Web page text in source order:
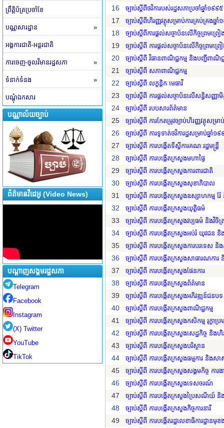
ព្រឹត្តិប័ត្រប្រចាំខែ
បណ្ណសារដ្ឋាន »
អង្គការជាតិ-អន្តរជាតិ
ការចេញ-ចូលវិមានរដ្ឋសភា »
ទំនាក់ទំនង »
បណ្តុំឯកសារ
បណ្ណាល័យច្បាប់
ព័ត៌មានវីដេអូ (Video News)
បណ្តាញសង្គមរដ្ឋសភា
Telegram
Facebook
Instagram
(X) Twitter
YouTube
TikTok
16 ច្បាប់ស្តីពីថវិការបស់រដ្ឋសភាប្រចាំឆ្នាំ១៩៩៥
17 ច្បាប់ស្តីពីហិរញ្ញវត្ថុសម្រាប់ការគ្រប់គ្រងឆ្នាំ
18 ច្បាប់ស្តីពីការផ្តល់សច្ចាប័នលើកិច្ចព្រមព្រ
19 ច្បាប់ស្តីពី ការផ្តល់សច្ចាប័នលើកិច្ចព្រមព្
20 ច្បាប់ស្តីពី វិធានពាណិជ្ជកម្ម និងបញ្ជីពាណិជ្
21 ច្បាប់ស្តីពី សភាពាណិជ្ជកម្ម
22 ច្បាប់ស្តីពី លក្ខន្តិកៈមេធាវី
23 ច្បាប់ស្តីពី ការផ្តល់សច្ចាប័នលើសន្ធិសញ្ញ
24 ច្បាប់ស្តីពី របបសារព័ត៌មាន
25 ច្បាប់ស្តីពី ការកែតម្រូវច្បាប់ហិរញ្ញវត្ថុសម្រ
26 ច្បាប់ស្តីពី ការទូទាត់ថវិការដ្ឋសម្រាប់ឆ្នាំ១៩
27 ច្បាប់ស្តីពី ការបង្កើតទីស្តីការគណៈរដ្ឋមន្រ្តី
28 ច្បាប់ស្តីពី ការបង្កើតក្រសួងមហាផ្ទៃ
29 ច្បាប់ស្តីពី ការបង្កើតក្រសួងការពារជាតិ
30 ច្បាប់ស្តីពី ការបង្កើតក្រសួងសុខាភិបាល
31 ច្បាប់ស្តីពី ការបង្កើតក្រសួងឧស្សាហកម្ម
32 ច្បាប់ស្តីពី ការបង្កើតក្រសួងយុត្តិធម៌
33 ច្បាប់ស្តីពី ការបង្កើតក្រសួងវប្បធម៌ និងវិចិ
34 ច្បាប់ស្តីពី ការបង្កើតក្រសួងអប់រំ យុវជន
35 ច្បាប់ស្តីពី ការបង្កើតក្រសួងការបរទេស និ
36 ច្បាប់ស្តីពី ការបង្កើតក្រសួងសាធារណការ
37 ច្បាប់ស្តីពី ការបង្កើតក្រសួងផែនការ
38 ច្បាប់ស្តីពី ការបង្កើតក្រសួងព័ត៌មាន
39 ច្បាប់ស្តីពី ការបង្កើតក្រសួងអភិវឌ្ឍន៍ជនបទ
40 ច្បាប់ស្តីពី ការបង្កើតក្រសួងពាណិជ្ជកម្ម
41 ច្បាប់ស្តីពី ការបង្កើតក្រសួងកសិកម្ម រុក្ខា
42 ច្បាប់ស្តីពី ការបង្កើតក្រសួងសេដ្ឋកិច្ច និងហិរ
43 ច្បាប់ស្តីពី ការបង្កើតក្រសួងបរិស្ថាន
44 ច្បាប់ស្តីពី ការបង្កើតក្រសួងធម្មការ និងស
45 ច្បាប់ស្តីពី ការបង្កើតក្រសួងសង្គមកិច្ច កា
46 ច្បាប់ស្តីពី ការបង្កើតក្រសួងទេសចរណ៍
47 ច្បាប់ស្តីពី ការបង្កើតក្រសួងប្រៃសណីយ៍ និ
48 ច្បាប់ស្តីពី ការបង្កើតក្រសួងកិច្ចការនារី
49 ច្បាប់ស្តីពី ការបង្កើតរដ្ឋលេខាធិការដ្ឋានមុ